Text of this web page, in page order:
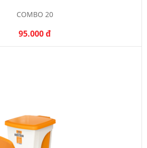
COMBO 20
95.000 đ